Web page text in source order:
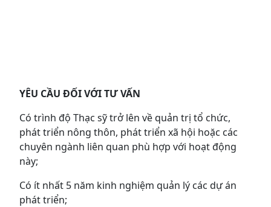
YÊU CẦU ĐỐI VỚI TƯ VẤN
Có trình độ Thạc sỹ trở lên về quản trị tổ chức,
phát triển nông thôn, phát triển xã hội hoặc các
chuyên ngành liên quan phù hợp với hoạt động
này;
Có ít nhất 5 năm kinh nghiệm quản lý các dự án
phát triển;